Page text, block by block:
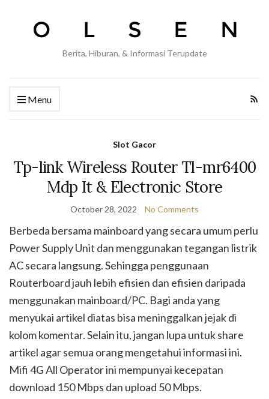
Berita, Hiburan, & Informasi Terupdate
Menu
Slot Gacor
Tp-link Wireless Router Tl-mr6400
Mdp It & Electronic Store
October 28, 2022 No Comments
Berbeda bersama mainboard yang secara umum perlu
Power Supply Unit dan menggunakan tegangan listrik
AC secara langsung. Sehingga penggunaan
Routerboard jauh lebih efisien dan efisien daripada
menggunakan mainboard/PC. Bagi anda yang
menyukai artikel diatas bisa meninggalkan jejak di
kolom komentar. Selain itu, jangan lupa untuk share
artikel agar semua orang mengetahui informasi ini.
Mifi 4G All Operator ini mempunyai kecepatan
download 150 Mbps dan upload 50 Mbps.